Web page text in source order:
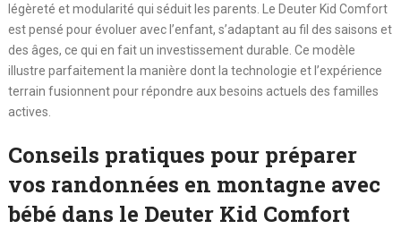
légèreté et modularité qui séduit les parents. Le Deuter Kid Comfort
est pensé pour évoluer avec l’enfant, s’adaptant au fil des saisons et
des âges, ce qui en fait un investissement durable. Ce modèle
illustre parfaitement la manière dont la technologie et l’expérience
terrain fusionnent pour répondre aux besoins actuels des familles
actives.
Conseils pratiques pour préparer
vos randonnées en montagne avec
bébé dans le Deuter Kid Comfort